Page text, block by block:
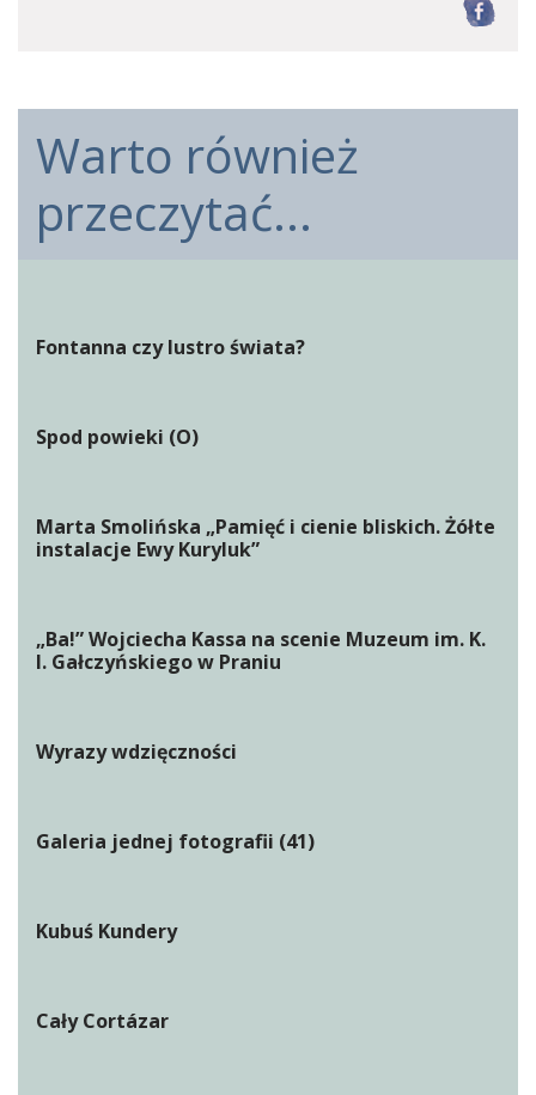
Warto również
przeczytać...
Fontanna czy lustro świata?
Spod powieki (O)
Marta Smolińska „Pamięć i cienie bliskich. Żółte
instalacje Ewy Kuryluk”
„Ba!” Wojciecha Kassa na scenie Muzeum im. K.
I. Gałczyńskiego w Praniu
Wyrazy wdzięczności
Galeria jednej fotografii (41)
Kubuś Kundery
Cały Cortázar